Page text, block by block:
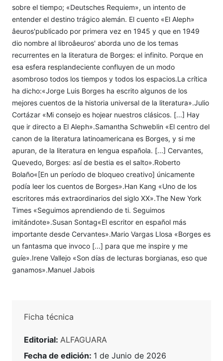
sobre el tiempo; «Deutsches Requiem», un intento de
entender el destino trágico alemán. El cuento «El Aleph»
âeuros'publicado por primera vez en 1945 y que en 1949
dio nombre al libroâeuros' aborda uno de los temas
recurrentes en la literatura de Borges: el infinito. Porque en
esa esfera resplandeciente confluyen de un modo
asombroso todos los tiempos y todos los espacios.La crítica
ha dicho:«Jorge Luis Borges ha escrito algunos de los
mejores cuentos de la historia universal de la literatura».Julio
Cortázar «Mi consejo es hojear nuestros clásicos. [...] Hay
que ir directo a El Aleph».Samantha Schweblin «El centro del
canon de la literatura latinoamericana es Borges, y si me
apuran, de la literatura en lengua española. [...] Cervantes,
Quevedo, Borges: así de bestia es el salto».Roberto
Bolaño«[En un período de bloqueo creativo] únicamente
podía leer los cuentos de Borges».Han Kang «Uno de los
escritores más extraordinarios del siglo XX».The New York
Times «Seguimos aprendiendo de ti. Seguimos
imitándote».Susan Sontag«El escritor en español más
importante desde Cervantes».Mario Vargas Llosa «Borges es
un fantasma que invoco [...] para que me inspire y me
guíe».Irene Vallejo «Son días de lecturas borgianas, eso que
ganamos».Manuel Jabois
Ficha técnica
Editorial: ALFAGUARA
Fecha de edición: 1 de Junio de 2026